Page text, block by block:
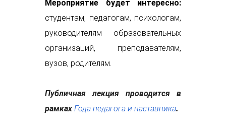
Мероприятие будет интересно:
студентам, педагогам, психологам,
руководителям образовательных
организаций, преподавателям,
вузов, родителям.
Публичная лекция проводится в
рамках Года педагога и наставника.